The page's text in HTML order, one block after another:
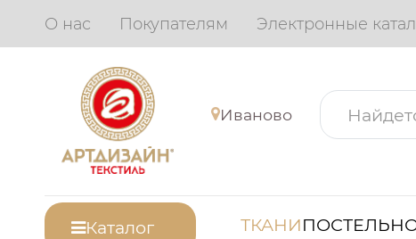
О нас Покупателям Электронные
Иваново
Каталог ТКАНИ